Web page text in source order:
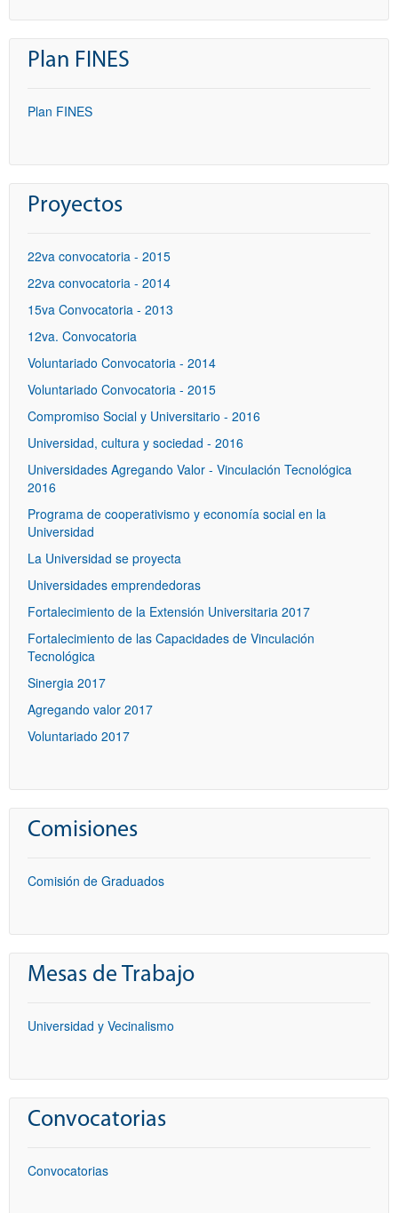
Plan FINES
Plan FINES
Proyectos
22va convocatoria - 2015
22va convocatoria - 2014
15va Convocatoria - 2013
12va. Convocatoria
Voluntariado Convocatoria - 2014
Voluntariado Convocatoria - 2015
Compromiso Social y Universitario - 2016
Universidad, cultura y sociedad - 2016
Universidades Agregando Valor - Vinculación Tecnológica
2016
Programa de cooperativismo y economía social en la
Universidad
La Universidad se proyecta
Universidades emprendedoras
Fortalecimiento de la Extensión Universitaria 2017
Fortalecimiento de las Capacidades de Vinculación
Tecnológica
Sinergia 2017
Agregando valor 2017
Voluntariado 2017
Comisiones
Comisión de Graduados
Mesas de Trabajo
Universidad y Vecinalismo
Convocatorias
Convocatorias